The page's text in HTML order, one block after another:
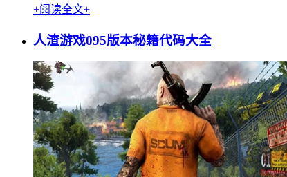
+阅读全文+
人渣游戏095版本秘籍代码大全